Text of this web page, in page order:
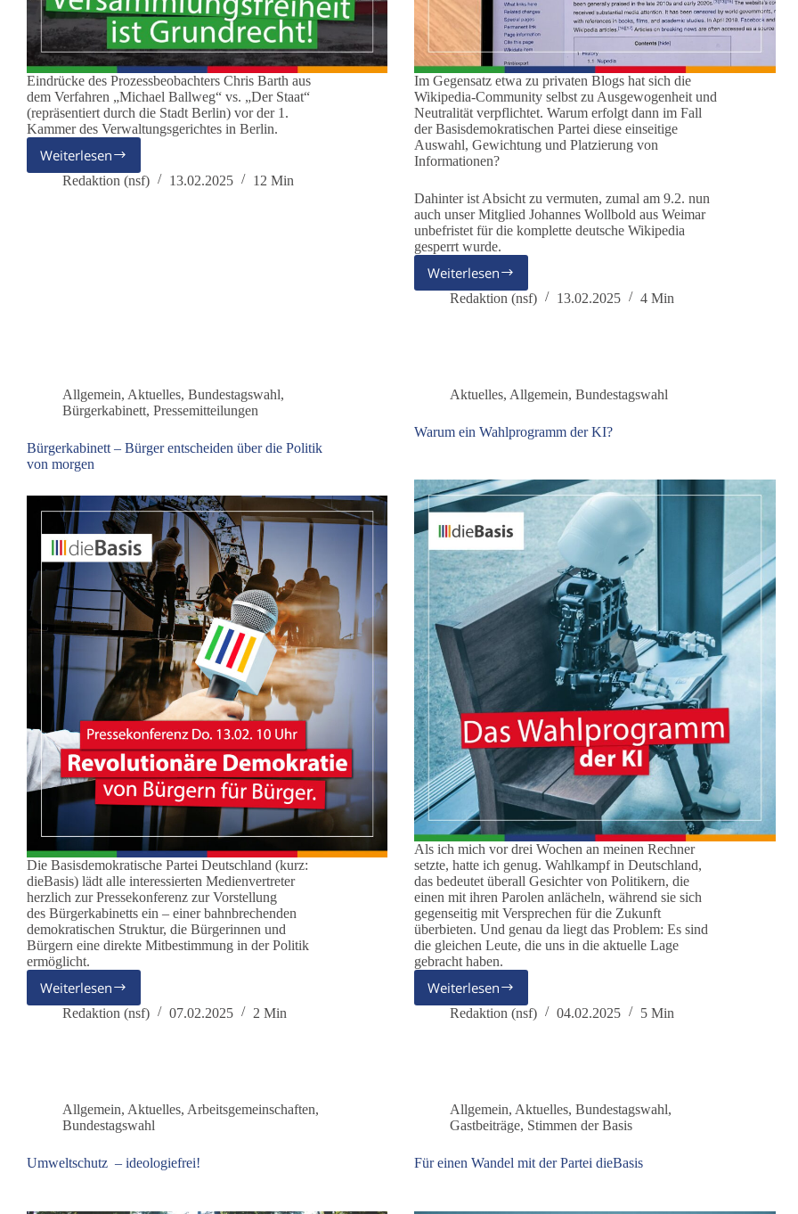
Eindrücke des Prozessbeobachters Chris Barth aus
dem Verfahren „Michael Ballweg“ vs. „Der Staat“
(repräsentiert durch die Stadt Berlin) vor der 1.
Kammer des Verwaltungsgerichtes in Berlin.
WeiterlesenVersammlungsfreiheit
ist
Redaktion (nsf) 13.02.2025 12 Min
Im Gegensatz etwa zu privaten Blogs hat sich die
Wikipedia-Community selbst zu Ausgewogenheit und
Neutralität verpflichtet. Warum erfolgt dann im Fall
der Basisdemokratischen Partei diese einseitige
Auswahl, Gewichtung und Platzierung von
Informationen?
Dahinter ist Absicht zu vermuten, zumal am 9.2. nun
auch unser Mitglied Johannes Wollbold aus Weimar
unbefristet für die komplette deutsche Wikipedia
gesperrt wurde.
WeiterlesenWikipedia-
Admins
Partei
dieBasis
Redaktion (nsf) 13.02.2025 4 Min
Allgemein, Aktuelles, Bundestagswahl,
Bürgerkabinett, Pressemitteilungen
Bürgerkabinett – Bürger entscheiden über die Politik
von morgen
Die Basisdemokratische Partei Deutschland (kurz:
dieBasis) lädt alle interessierten Medienvertreter
herzlich zur Pressekonferenz zur Vorstellung
des Bürgerkabinetts ein – einer bahnbrechenden
demokratischen Struktur, die Bürgerinnen und
Bürgern eine direkte Mitbestimmung in der Politik
ermöglicht.
WeiterlesenBürgerkabinett
–
Politik
von
morgen
Redaktion (nsf) 07.02.2025 2 Min
Aktuelles, Allgemein,Bundestagswahl
Warum ein Wahlprogramm der KI?
Als ich mich vor drei Wochen an meinen Rechner
setzte, hatte ich genug. Wahlkampf in Deutschland,
das bedeutet überall Gesichter von Politikern, die
einen mit ihren Parolen anlächeln, während sie sich
gegenseitig mit Versprechen für die Zukunft
überbieten. Und genau da liegt das Problem: Es sind
die gleichen Leute, die uns in die aktuelle Lage
gebracht haben.
Weiterlesen
Warum
ein
Redaktion (nsf) 04.02.2025 5 Min
Allgemein, Aktuelles, Arbeitsgemeinschaften,
Bundestagswahl
Umweltschutz – ideologiefrei!
Allgemein, Aktuelles,Bundestagswahl,
Gastbeiträge, Stimmen der Basis
Für einen Wandel mit der Partei dieBasis